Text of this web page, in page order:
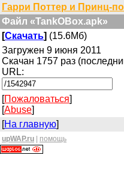
Гарри Поттер и Принц-
Файл «TankOBox.apk»
[Скачать] (15.6Мб)
Загружен 9 июня 2011
Скачан 1757 раз
URL:
[Пожаловаться]
[Abuse]
[На главную]
upWAP.ru помощь